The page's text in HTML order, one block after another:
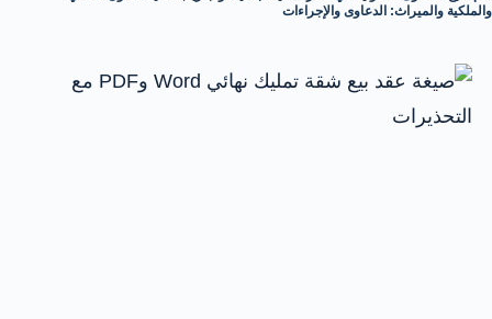
والملكية والميراث: الدعاوى والإجراءات